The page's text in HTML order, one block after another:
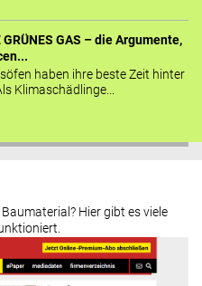
GRÜNES GAS – die Argumente,
haben ihre beste Zeit hinter
Klimaschädlinge...
Hier gibt es viele